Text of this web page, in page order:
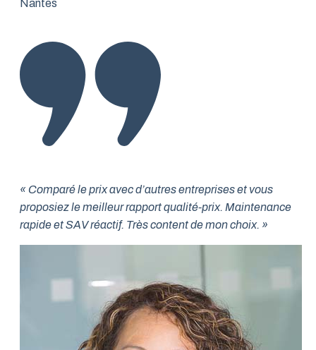
Nantes
« Comparé le prix avec d’autres entreprises et vous
proposiez le meilleur rapport qualité-prix. Maintenance
rapide et SAV réactif. Très content de mon choix. »